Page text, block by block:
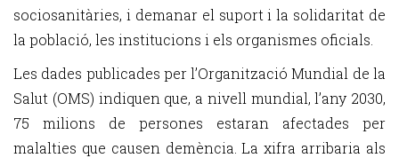
sociosanitàries, i demanar el suport i la solidaritat de
la població, les institucions i els organismes oficials.
Les dades publicades per l’Organització Mundial de la
Salut (OMS) indiquen que, a nivell mundial, l’any 2030,
75 milions de persones estaran afectades per
malalties que causen demència. La xifra arribaria als